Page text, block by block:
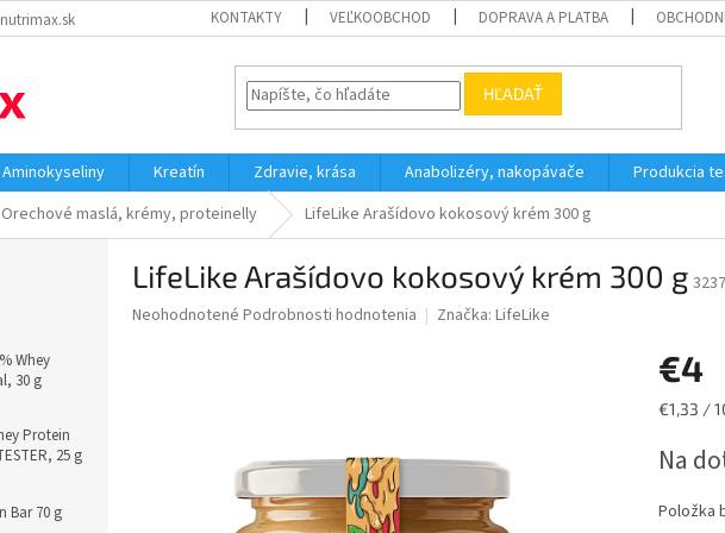
KONTAKTY VEĽKOOBCHOD DOPRAVA A PLATBA
HĽADAŤ
Aminokyseliny Kreatín Zdravie, krása Anabolizéry, nakopávače Produkcia
Orechové maslá, krémy, proteinelly LifeLike Arašídovo kokosový krém 300 g
Whey
30 g
Protein
25 g
Bar 70 g
LifeLike Arašídovo kokosový krém 300 g 3237
Priemerné
Neohodnotené Podrobnosti hodnotenia Značka: LifeLike
€4
€1,33 /
Na
Položka